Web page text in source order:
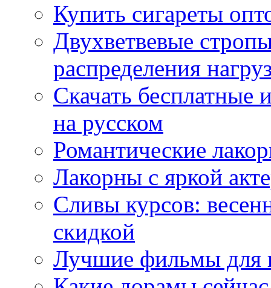
Купить сигареты
Двухветвевые
распределения
Скачать
на русском
Романтические
Лакорны с яркой
Сливы курсов:
скидкой
Лучшие фильмы для